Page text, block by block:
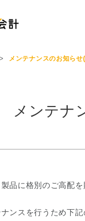
メンテナンスのお知ら
メンテナ
品に格別のご高配
ンスを行うため下